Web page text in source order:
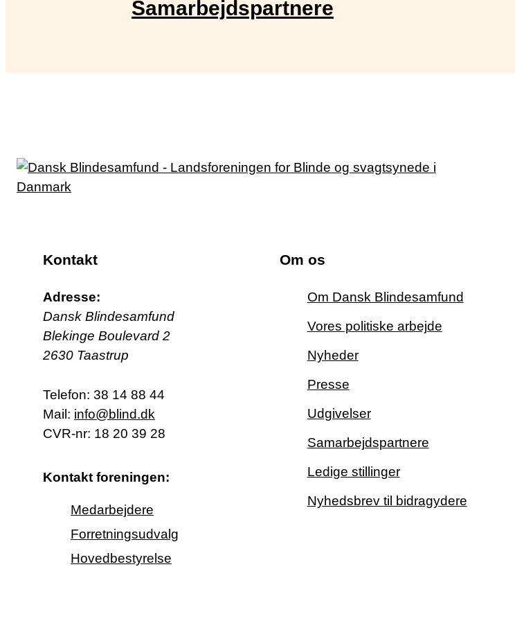
Samarbejdspartnere
Kontakt
Adresse:
Dansk Blindesamfund
Blekinge Boulevard 2
2630 Taastrup
Telefon: 38 14 88 44
Mail: info@blind.dk
CVR-nr: 18 20 39 28
Kontakt foreningen:
Medarbejdere
Forretningsudvalg
Hovedbestyrelse
Om os
Om Dansk Blindesamfund
Vores politiske arbejde
Nyheder
Presse
Udgivelser
Samarbejdspartnere
Ledige stillinger
Nyhedsbrev til bidragydere